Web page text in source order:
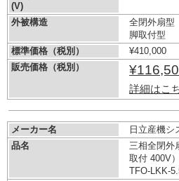
(V)
外被構造
全閉外扇型
脚取付型
標準価格（税別）
¥410,000
販売価格（税別）
詳細はこ
メーカー名
日立産機シ
品名
三相全閉外
取付 400V）
TFO-LKK-